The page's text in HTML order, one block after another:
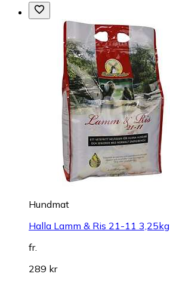
Hundmat
Halla Lamm & Ris 21-11 3,25kg
fr.
289 kr